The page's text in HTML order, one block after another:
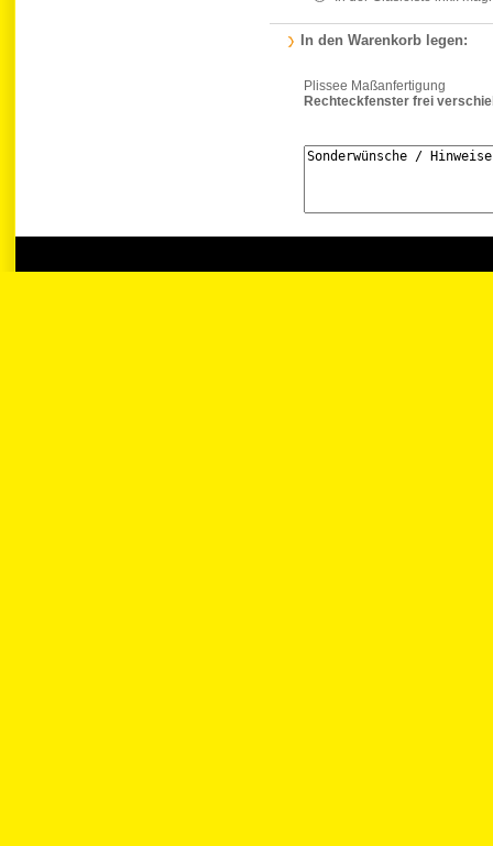
In den Warenkorb legen:
Plissee Maßanfertigung
Rechteckfenster frei